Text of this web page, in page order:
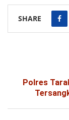
SHARE
Polres